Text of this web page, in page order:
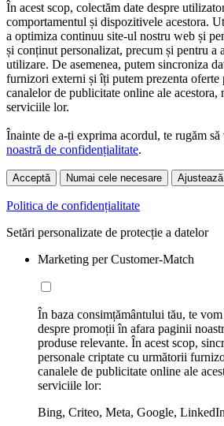
În acest scop, colectăm date despre
comportamentul și dispozitivele acestora.
a optimiza continuu site-ul nostru web și
și conținut personalizat, precum și pentru a
utilizare. De asemenea, putem sincroniza
furnizori externi și îți putem prezenta oferte
canalelor de publicitate online ale acestora,
serviciile lor.
Înainte de a-ți exprima acordul, te rugăm
noastră de confidențialitate.
Acceptă Numai cele necesare
Politica de confidențialitate
Setări personalizate de protecție a datelor
Marketing per Customer-Match
În baza consimțământului tău, te
despre promoții în afara paginii
produse relevante. În acest scop,
personale criptate cu următorii
canalele de publicitate online ale
serviciile lor:
Bing, Criteo, Meta, Google,